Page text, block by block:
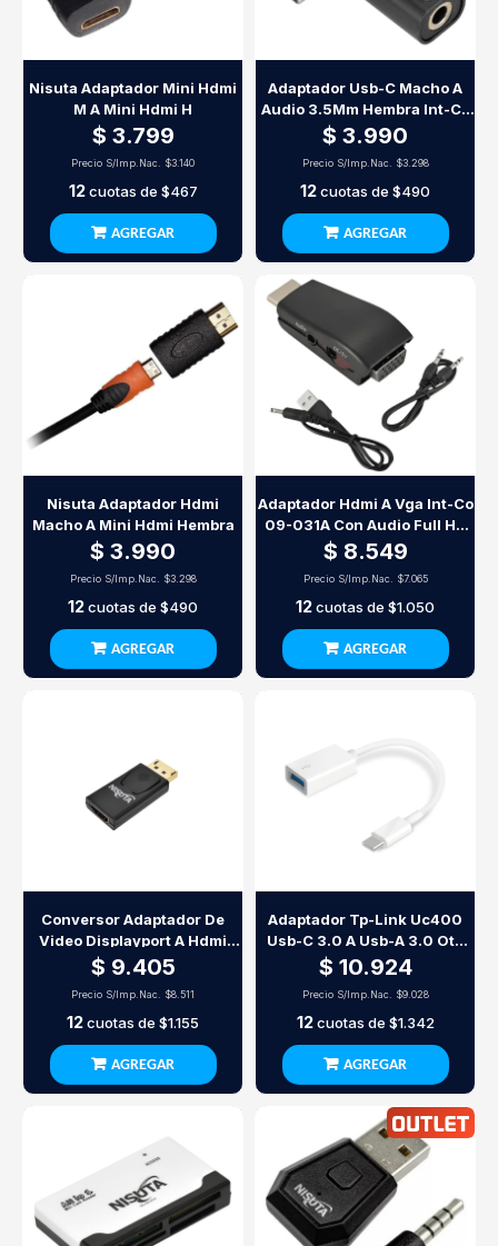
Nisuta Adaptador Mini Hdmi
M A Mini Hdmi H
$ 3.799
Precio S/Imp.Nac. $3.140
12cuotas de $467
AGREGAR
Adaptador Usb-C Macho A
Audio 3.5Mm Hembra Int-Co
09-057 Negro
$ 3.990
Precio S/Imp.Nac. $3.298
12cuotas de $490
AGREGAR
Nisuta Adaptador Hdmi
Macho A Mini Hdmi Hembra
$ 3.990
Precio S/Imp.Nac. $3.298
12cuotas de $490
AGREGAR
Adaptador Hdmi A Vga Int-Co
09-031A Con Audio Full Hd
1080P
$ 8.549
Precio S/Imp.Nac. $7.065
12cuotas de $1.050
AGREGAR
Conversor Adaptador De
Video Displayport A Hdmi
1080P 60Hz
$ 9.405
Precio S/Imp.Nac. $8.511
12cuotas de $1.155
AGREGAR
Adaptador Tp-Link Uc400
Usb-C 3.0 A Usb-A 3.0 Otg
Blanco
$ 10.924
Precio S/Imp.Nac. $9.028
12cuotas de $1.342
AGREGAR